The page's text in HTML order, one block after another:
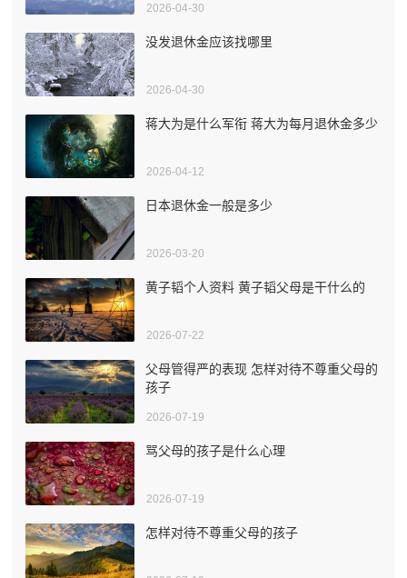
2026-04-30
没发退休金应该找哪里
2026-04-30
蒋大为是什么军衔 蒋大为每月退休金多少
2026-04-12
日本退休金一般是多少
2026-03-20
黄子韬个人资料 黄子韬父母是干什么的
2026-07-22
父母管得严的表现 怎样对待不尊重父母的
孩子
2026-07-19
骂父母的孩子是什么心理
2026-07-19
怎样对待不尊重父母的孩子